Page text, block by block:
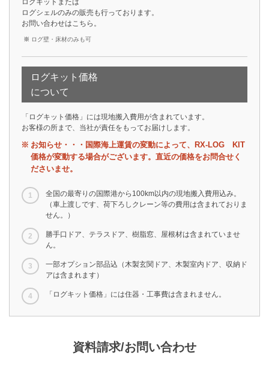
ログキットまたは
ログシェルのみの販売も行っております。
お問い合わせは こちら 。
ログ壁・床材のみも可
ログキット価格
について
「ログキット価格」には現地搬入費用が含まれています。
お客様の所まで、当社が責任をもってお届けします。
お知らせ・・・国際海上運賃の変動によって、RX-LOG KIT
価格が変動する場合がございます。直近の価格をお問合せく
ださいませ。
全国の最寄りの国際港から100km以内の現地搬入費用込み。
（車上渡しです、荷下ろしクレーン等の費用は含まれておりま
せん。）
勝手口ドア、テラスドア、樹脂窓、屋根材は含まれていませ
ん。
一部オプション部品込（木製玄関ドア、木製室内ドア、収納ド
アは含まれます）
「ログキット価格」には住器・工事費は含まれません。
資料請求/お問い合わせ